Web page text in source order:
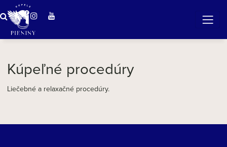
Zázračná voda v Pieninách
Kúpeľné procedúry
Liečebné a relaxačné procedúry.